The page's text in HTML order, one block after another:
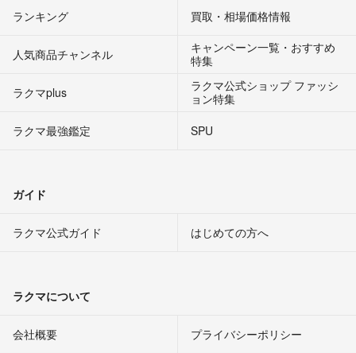
ランキング 買取・相場価格情報
人気商品チャンネル
キャンペーン一覧・おすすめ
特集
ラクマplus
ラクマ公式ショップ ファッシ
ョン特集
ラクマ最強鑑定
SPU
ガイド
ラクマ公式ガイド はじめての方へ
ラクマについて
会社概要 プライバシーポリシー